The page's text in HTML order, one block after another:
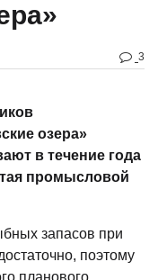
3
озера»
в течение года
промысловой
запасов при
поэтому
планового